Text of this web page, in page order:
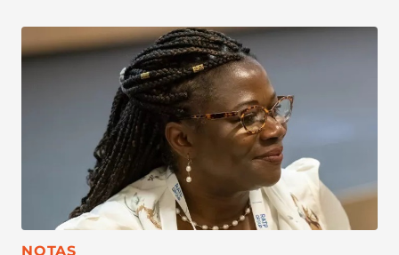
CATEGORÍA:
NOTAS